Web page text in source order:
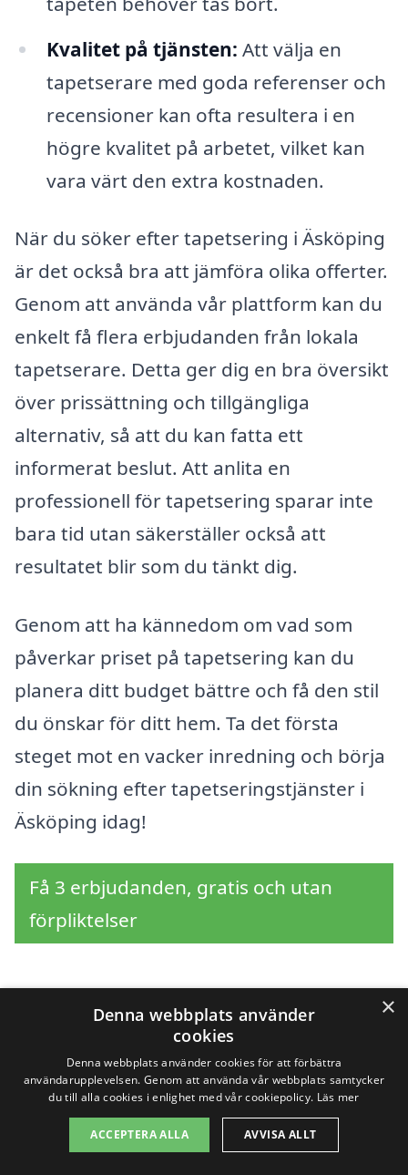
Kvalitet på tjänsten: Att välja en
tapetserare med goda referenser och
recensioner kan ofta resultera i en
högre kvalitet på arbetet, vilket kan
vara värt den extra kostnaden.
När du söker efter tapetsering i Äsköping
är det också bra att jämföra olika offerter.
Genom att använda vår plattform kan du
enkelt få flera erbjudanden från lokala
tapetserare. Detta ger dig en bra översikt
över prissättning och tillgängliga
alternativ, så att du kan fatta ett
informerat beslut. Att anlita en
professionell för tapetsering sparar inte
bara tid utan säkerställer också att
resultatet blir som du tänkt dig.
Genom att ha kännedom om vad som
påverkar priset på tapetsering kan du
planera ditt budget bättre och få den stil
du önskar för ditt hem. Ta det första
steget mot en vacker inredning och börja
din sökning efter tapetseringstjänster i
Äsköping idag!
Få 3 erbjudanden, gratis och utan
förpliktelser
Sök efter en
professionell för
tapetsering i andra
städer nära Äsköping
×
Denna webbplats använder
cookies
Denna webbplats använder cookies för att förbättra
användarupplevelsen. Genom att använda vår webbplats samtycker
du till alla cookies i enlighet med vår cookiepolicy. Läs mer
ACCEPTERA ALLA AVVISA ALLT